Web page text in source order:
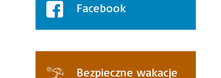
Facebook
Bezpieczne wakacje